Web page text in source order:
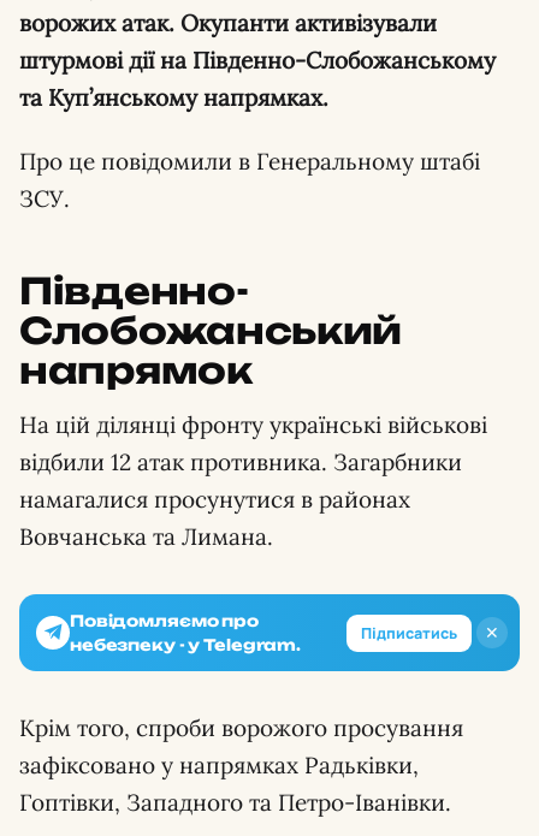
ворожих атак. Окупанти активізували
штурмові дії на Південно-Слобожанському
та Куп’янському напрямках.
Про це повідомили в Генеральному штабі
ЗСУ.
Південно-
Слобожанський
напрямок
На цій ділянці фронту українські військові
відбили 12 атак противника. Загарбники
намагалися просунутися в районах
Вовчанська та Лимана.
✕
Повідомляємо про
небезпеку - у Telegram.
Підписатись
Крім того, спроби ворожого просування
зафіксовано у напрямках Радьківки,
Гоптівки, Западного та Петро-Іванівки.